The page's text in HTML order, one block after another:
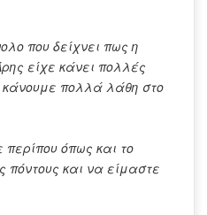
που δείχνει πως η
είχε κάνει πολλές
κάνουμε πολλά λάθη στο
όπως και το
και να είμαστε